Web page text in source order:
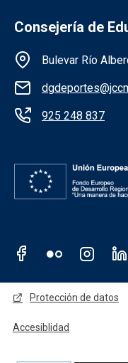
Consejería de
Información
Bulevar Río
925 248 837
Redes sociales
Menú legal
Protección de datos
Accesiblidad